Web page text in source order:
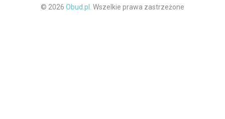
© 2026 Obud.pl. Wszelkie prawa zastrzeżone